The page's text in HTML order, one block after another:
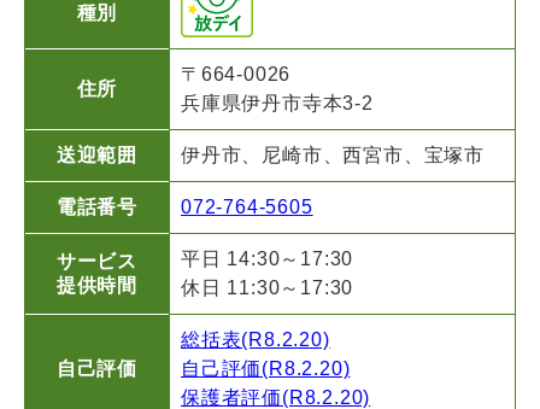
種別
住所
〒664-0026
兵庫県伊丹市寺本3-2
送迎範囲 伊丹市、尼崎市、西宮市、宝塚市
電話番号 072-764-5605
サービス
提供時間
平日 14:30～17:30
休日 11:30～17:30
自己評価
総括表(R8.2.20)
自己評価(R8.2.20)
保護者評価(R8.2.20)